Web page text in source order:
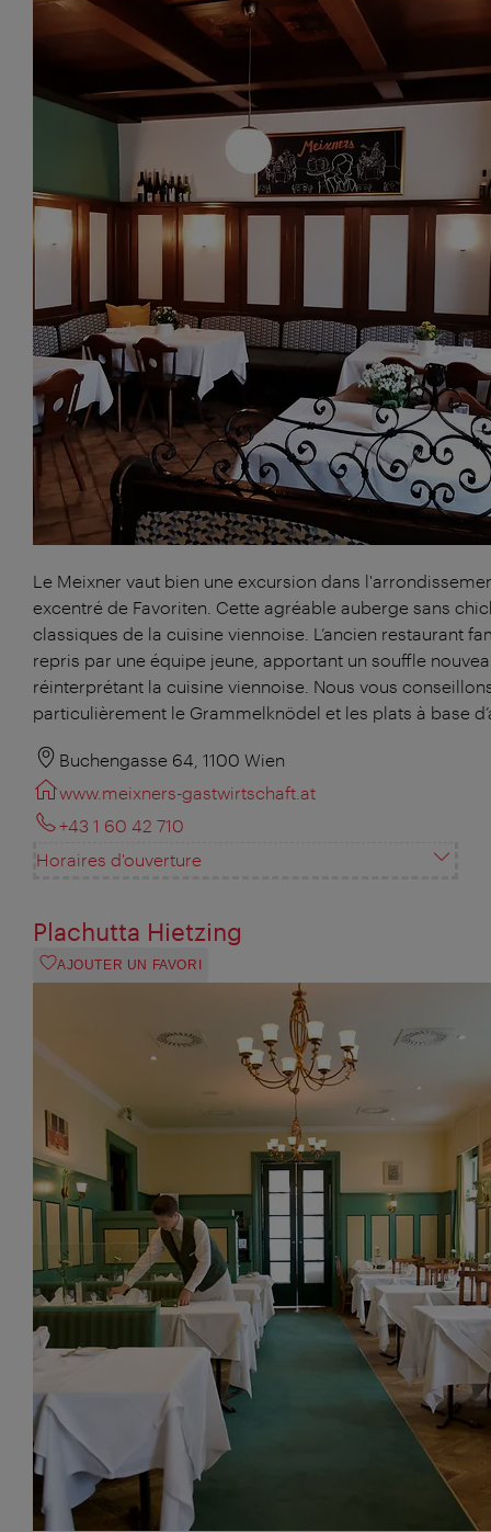
Le Meixner vaut bien une excursion dans
excentré de Favoriten. Cette agréable auberge sans
classiques de la cuisine viennoise. L’ancien restaurant
repris par une équipe jeune, apportant un souffle
réinterprétant la cuisine viennoise. Nous vous
particulièrement le Grammelknödel et les plats à base
Buchengasse 64, 1100 Wien
www.meixners-gastwirtschaft.at
+43 1 60 42 710
Horaires d'ouverture
Plachutta Hietzing
AJOUTER UN FAVORI